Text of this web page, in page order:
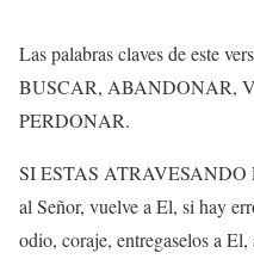
Las palabras claves de este
BUSCAR, ABANDONAR,
PERDONAR.
SI ESTAS
al Señor, vuelve a El, si hay
odio, coraje, entregaselos a